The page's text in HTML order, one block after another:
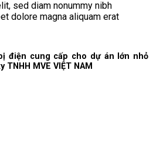
sed diam nonummy nibh
dolore magna aliquam erat
điện cung cấp cho dự án lớn nhỏ
MVE VIỆT NAM